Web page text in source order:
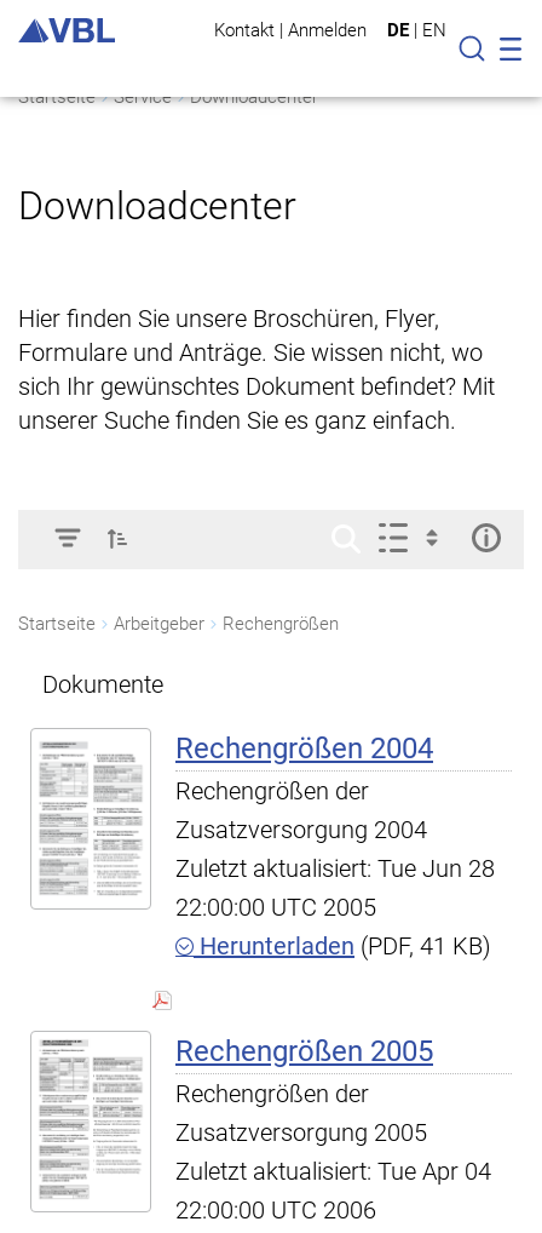
Kontakt | Anmelden DE | EN
Suche
Startseite Service Downloadcenter
Downloadcenter
Hier finden Sie unsere Broschüren, Flyer,
Formulare und Anträge. Sie wissen nicht, wo
sich Ihr gewünschtes Dokument befindet? Mit
unserer Suche finden Sie es ganz einfach.
Startseite Arbeitgeber Rechengrößen
Dokumente
Rechengrößen 2004
Rechengrößen der
Zusatzversorgung 2004
Zuletzt aktualisiert: Tue Jun 28
22:00:00 UTC 2005
Herunterladen (PDF, 41 KB)
Rechengrößen 2005
Rechengrößen der
Zusatzversorgung 2005
Zuletzt aktualisiert: Tue Apr 04
22:00:00 UTC 2006